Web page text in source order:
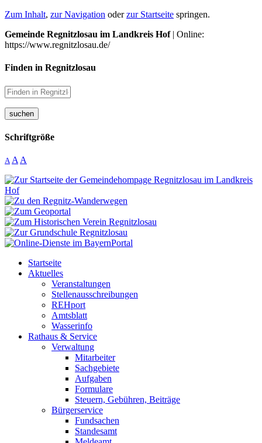
Zum Inhalt, zur Navigation oderzur Startseite springen.
Gemeinde Regnitzlosau im Landkreis Hof| Online:
https://www.regnitzlosau.de/
Finden in Regnitzlosau
suchen
Schriftgröße
A A A
Startseite
Aktuelles
Veranstaltungen
Stellenausschreibungen
REHport
Amtsblatt
Wasserinfo
Rathaus & Service
Verwaltung
Mitarbeiter
Sachgebiete
Aufgaben
Formulare
Steuern, Gebühren, Beiträge
Bürgerservice
Fundsachen
Standesamt